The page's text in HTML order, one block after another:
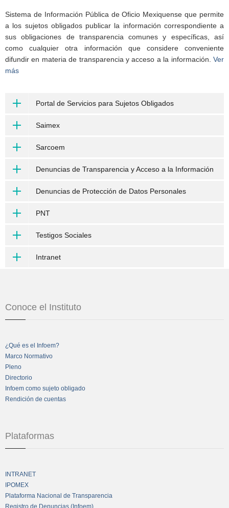
Sistema de Información Pública de Oficio Mexiquense que permite
a los sujetos obligados publicar la información correspondiente a
sus obligaciones de transparencia comunes y específicas, así
como cualquier otra información que considere conveniente
difundir en materia de transparencia y acceso a la información. Ver
más
Portal de Servicios para Sujetos Obligados
Saimex
Sarcoem
Denuncias de Transparencia y Acceso a la Información
Denuncias de Protección de Datos Personales
PNT
Testigos Sociales
Intranet
Conoce el Instituto
¿Qué es el Infoem?
Marco Normativo
Pleno
Directorio
Infoem como sujeto obligado
Rendición de cuentas
Plataformas
INTRANET
IPOMEX
Plataforma Nacional de Transparencia
Registro de Denuncias (Infoem)